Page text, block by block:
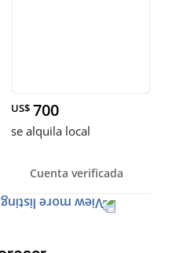
US$ 700
se alquila local
Cuenta verificada